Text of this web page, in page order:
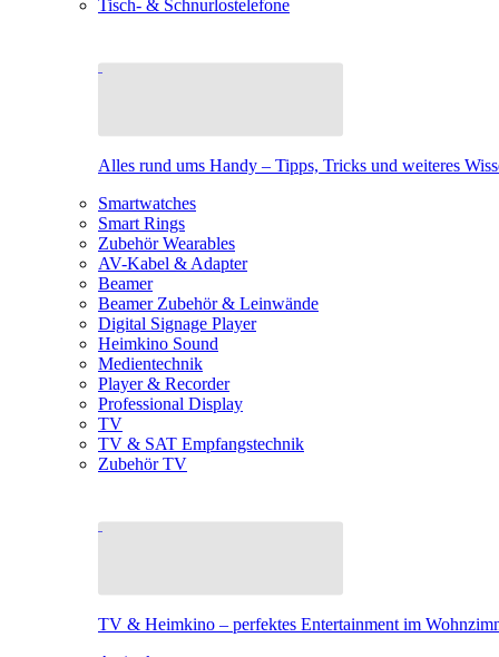
Tisch- & Schnurlostelefone
Alles rund ums Handy – Tipps, Tricks und weiteres
Smartwatches
Smart Rings
Zubehör Wearables
AV-Kabel & Adapter
Beamer
Beamer Zubehör & Leinwände
Digital Signage Player
Heimkino Sound
Medientechnik
Player & Recorder
Professional Display
TV
TV & SAT Empfangstechnik
Zubehör TV
TV & Heimkino – perfektes Entertainment im